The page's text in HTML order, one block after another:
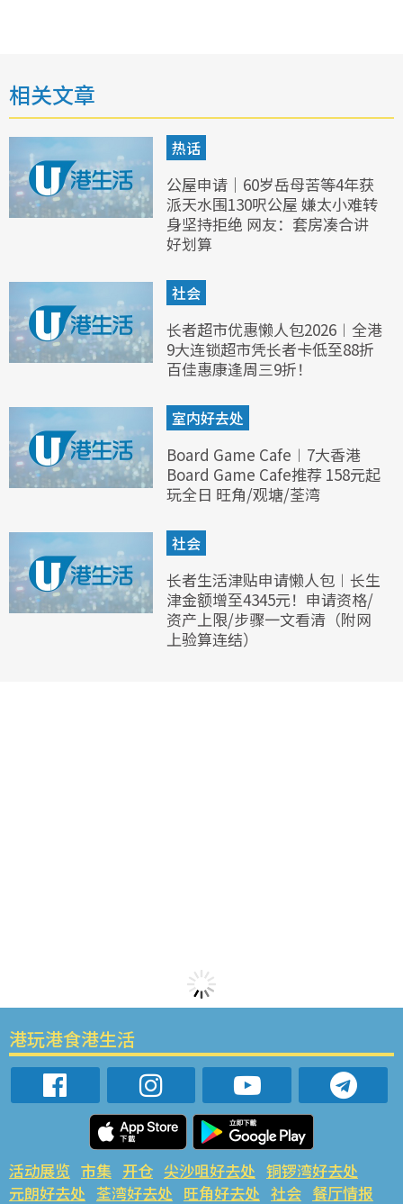
相关文章
热话
公屋申请｜60岁岳母苦等4年获
派天水围130呎公屋 嫌太小难转
身坚持拒绝 网友：套房凑合讲
好划算
社会
长者超市优惠懒人包2026︱全港
9大连锁超市凭长者卡低至88折
百佳惠康逢周三9折！
室内好去处
Board Game Cafe︱7大香港
Board Game Cafe推荐 158元起
玩全日 旺角/观塘/荃湾
社会
长者生活津贴申请懒人包︱长生
津金额增至4345元！申请资格/
资产上限/步骤一文看清（附网
上验算连结）
港玩港食港生活
活动展览 市集 开仓 尖沙咀好去处 铜锣湾好去处
元朗好去处 荃湾好去处 旺角好去处 社会 餐厅情报